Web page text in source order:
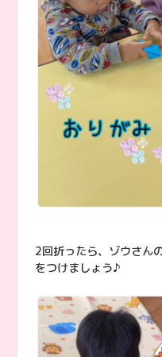
2回折ったら、ゾウさん
をつけましょう♪